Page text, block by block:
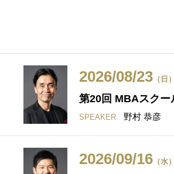
2026/08/23 （日）
第20回 MBAスクー
SPEAKER 野村 恭彦
2026/09/16 （水）